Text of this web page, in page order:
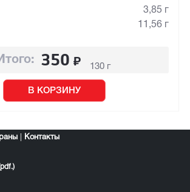
3,85 г
11,56 г
350 ₽ 130 г
В КОРЗИНУ
Контакты